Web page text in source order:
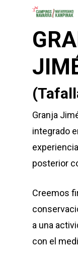
Granja
integrado
posterior
Creemos
a una
con el